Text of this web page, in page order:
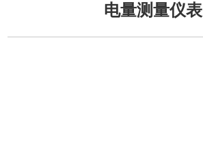
电量测量仪表